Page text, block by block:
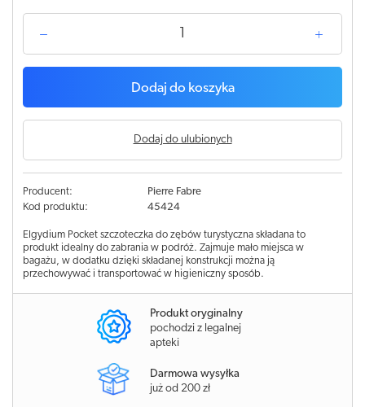
Dodaj do koszyka
Dodaj do ulubionych
Producent:
Pierre Fabre
Kod produktu:
45424
Elgydium Pocket szczoteczka do zębów turystyczna składana to
produkt idealny do zabrania w podróż. Zajmuje mało miejsca w
bagażu, w dodatku dzięki składanej konstrukcji można ją
przechowywać i transportować w higieniczny sposób.
Produkt oryginalny
pochodzi z legalnej
apteki
Darmowa wysyłka
już od 200 zł